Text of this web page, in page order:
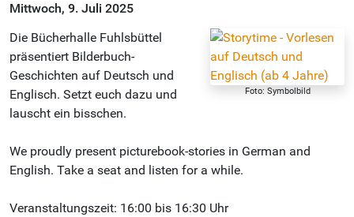
Mittwoch, 9. Juli 2025
Foto: Symbolbild
Die Bücherhalle Fuhlsbüttel
präsentiert Bilderbuch-
Geschichten auf Deutsch und
Englisch. Setzt euch dazu und
lauscht ein bisschen.
We proudly present picturebook-stories in German and
English. Take a seat and listen for a while.
Veranstaltungszeit: 16:00 bis 16:30 Uhr